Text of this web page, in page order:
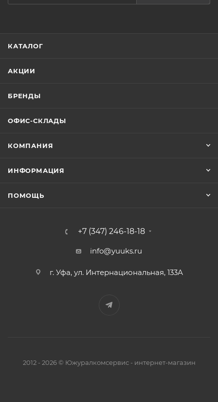
КАТАЛОГ
АКЦИИ
БРЕНДЫ
ОФИС-СКЛАДЫ
КОМПАНИЯ
ИНФОРМАЦИЯ
ПОМОЩЬ
+7 (347) 246-18-18
info@yuuks.ru
г. Уфа, ул. Интернациональная, 133А
2012 - 2026 © Южуралкомсервис - интернет-магазин